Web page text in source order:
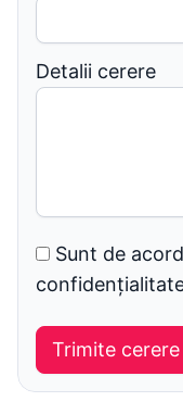
Detalii cerere
Sunt de